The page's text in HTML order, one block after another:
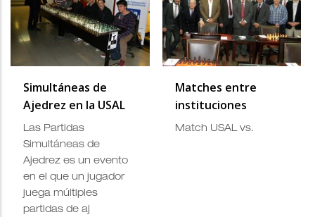
Simultáneas de
Ajedrez en la USAL
Las Partidas
Simultáneas de
Ajedrez es un evento
en el que un jugador
juega múltiples
partidas de aj
Matches entre
instituciones
Match USAL vs.